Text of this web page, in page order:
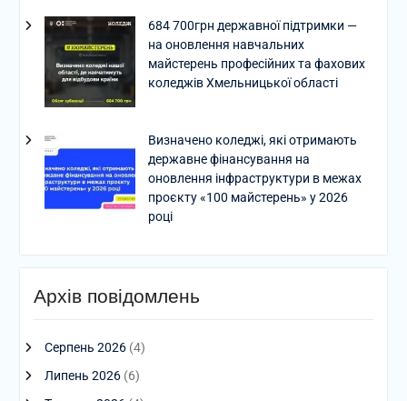
684 700грн державної підтримки —
на оновлення навчальних
майстерень професійних та фахових
коледжів Хмельницької області
Визначено коледжі, які отримають
державне фінансування на
оновлення інфраструктури в межах
проєкту «100 майстерень» у 2026
році
Архів повідомлень
Серпень 2026(4)
Липень 2026(6)